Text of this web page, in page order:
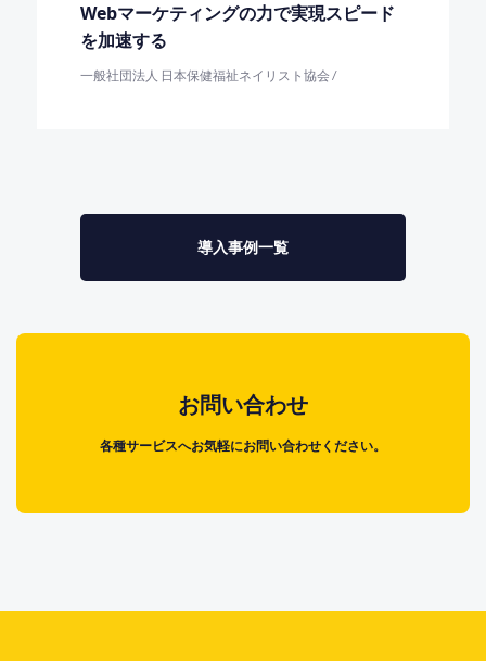
Webマーケティングの力で実現スピード
を加速する
一般社団法人 日本保健福祉ネイリスト協会 /
導入事例一覧
お問い合わせ
各種サービスへお気軽にお問い合わせください。